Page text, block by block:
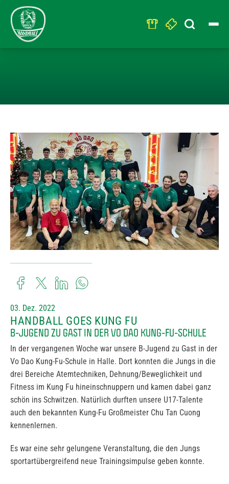
Search
for:
03. Dez. 2022
HANDBALL GOES KUNG FU
B-JUGEND ZU GAST IN DER VO DAO KUNG-FU-SCHULE
In der vergangenen Woche war unsere B-Jugend zu Gast in der
Vo Dao Kung-Fu-Schule in Halle. Dort konnten die Jungs in die
drei Bereiche Atemtechniken, Dehnung/Beweglichkeit und
Fitness im Kung Fu hineinschnuppern und kamen dabei ganz
schön ins Schwitzen. Natürlich durften unsere U17-Talente
auch den bekannten Kung-Fu Großmeister Chu Tan Cuong
kennenlernen.
Es war eine sehr gelungene Veranstaltung, die den Jungs
sportartübergreifend neue Trainingsimpulse geben konnte.